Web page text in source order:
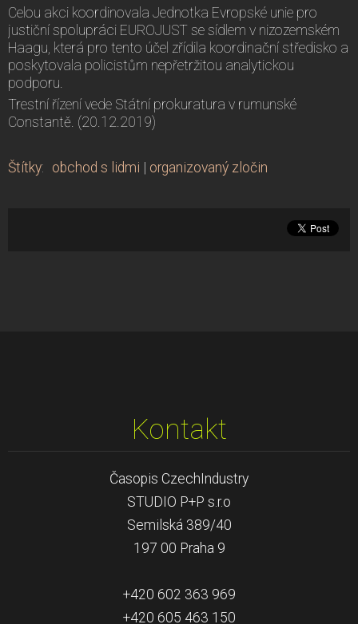
Celou akci koordinovala Jednotka Evropské unie pro
justiční spolupráci EUROJUST se sídlem v nizozemském
Haagu, která pro tento účel zřídila koordinační středisko a
poskytovala policistům nepřetržitou analytickou
podporu.
Trestní řízení vede Státní prokuratura v rumunské
Constantě. (20.12.2019)
Štítky: obchod s lidmi | organizovaný zločin
Kontakt
Časopis CzechIndustry
STUDIO P+P s.r.o
Semilská 389/40
197 00 Praha 9
+420 602 363 969
+420 605 463 150